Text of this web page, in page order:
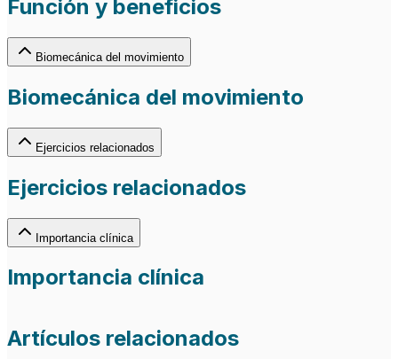
Función y beneficios
Biomecánica del movimiento
Biomecánica del movimiento
Ejercicios relacionados
Ejercicios relacionados
Importancia clínica
Importancia clínica
Artículos relacionados